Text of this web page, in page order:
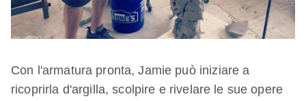
Con l'armatura pronta, Jamie può iniziare a
ricoprirla d'argilla, scolpire e rivelare le sue opere